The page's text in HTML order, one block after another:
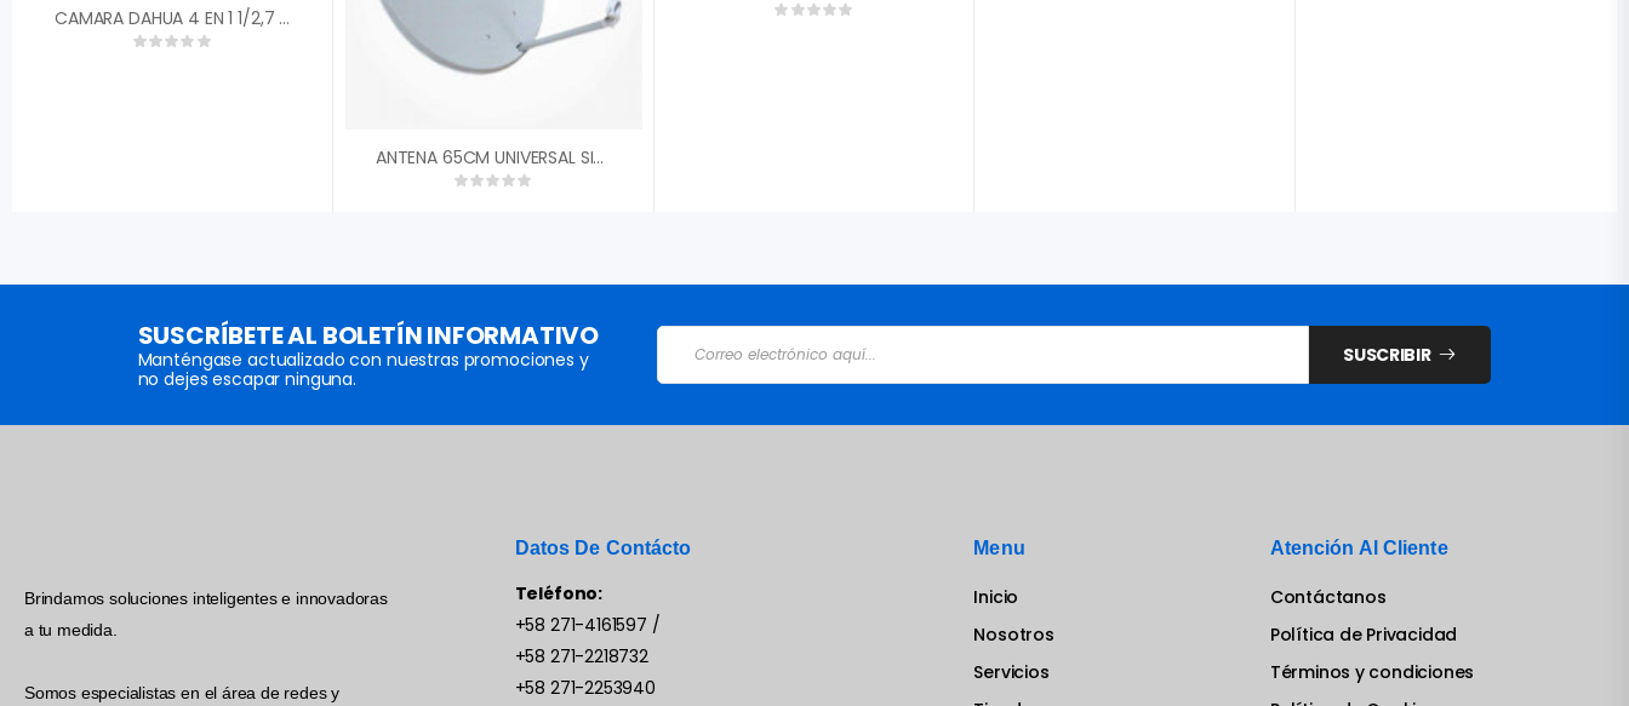
CAMARA DAHUA 4 EN 1 1/2,7 CMOS 1080P 2MP TIPO BALA PLASTICA 3,6MM FOV 87.5░ DWDR IR 40M IP67 DH-HAC-HFW1200CN-0360B-S5″
ANTENA 65CM UNIVERSAL SIN LNB
SUSCRÍBETE AL BOLETÍN INFORMATIVO
Manténgase actualizado con nuestras promociones y
no dejes escapar ninguna.
SUSCRIBIR
Brindamos soluciones inteligentes e innovadoras
a tu medida.
Somos especialistas en el área de redes y
Datos De Contácto
Teléfono:
+58 271-4161597 /
+58 271-2218732
+58 271-2253940
Menu
Inicio
Nosotros
Servicios
Atención Al Cliente
Contáctanos
Política de Privacidad
Términos y condiciones